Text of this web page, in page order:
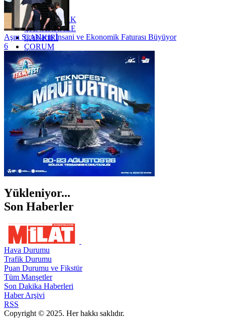
YOZGAT
ZONGULDAK
ÇANAKKALE
ÇANKIRI
ÇORUM
İSTANBUL
İZMİR
ŞANLIURFA
ŞIRNAK
Aşırı Sıcakların İnsani ve Ekonomik Faturası Büyüyor
6
Yükleniyor...
Son Haberler
Hava Durumu
Trafik Durumu
Puan Durumu ve Fikstür
Tüm Manşetler
Son Dakika Haberleri
Haber Arşivi
RSS
Copyright © 2025. Her hakkı saklıdır.